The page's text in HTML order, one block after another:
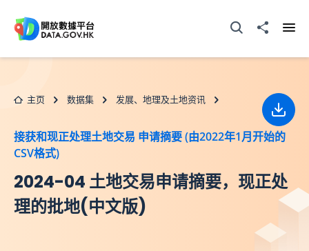
打开搜寻器分享至
主页 数据集 发展、地理及土地资讯
接获和现正处理土地交易 申请摘要 (由2022年1月开始的
CSV格式)
2024-04 土地交易申请摘要，现正处
理的批地(中文版)
下载